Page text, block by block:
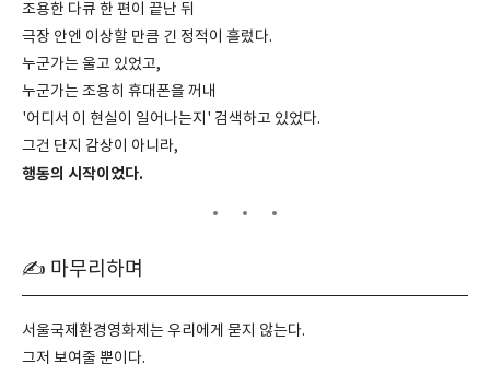
조용한 다큐 한 편이 끝난 뒤
극장 안엔 이상할 만큼 긴 정적이 흘렀다.
누군가는 울고 있었고,
누군가는 조용히 휴대폰을 꺼내
'어디서 이 현실이 일어나는지' 검색하고 있었다.
그건 단지 감상이 아니라,
행동의 시작이었다.
✍ 마무리하며
서울국제환경영화제는 우리에게 묻지 않는다.
그저 보여줄 뿐이다.